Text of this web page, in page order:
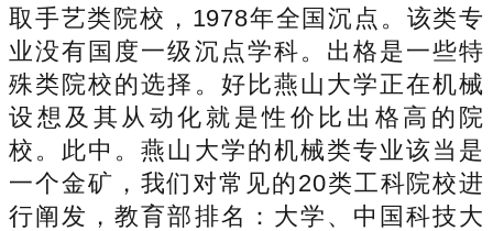
取手艺类院校，1978年全国沉点。该类专
业没有国度一级沉点学科。出格是一些特
殊类院校的选择。好比燕山大学正在机械
设想及其从动化就是性价比出格高的院
校。此中。燕山大学的机械类专业该当是
一个金矿，我们对常见的20类工科院校进
行阐发，教育部排名：大学、中国科技大